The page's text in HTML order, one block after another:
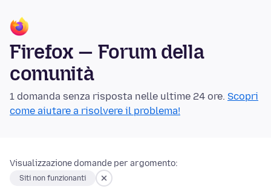
Firefox — Forum della
comunità
1 domanda senza risposta nelle ultime 24 ore. Scopri
come aiutare a risolvere il problema!
Visualizzazione domande per argomento:
Siti non funzionanti